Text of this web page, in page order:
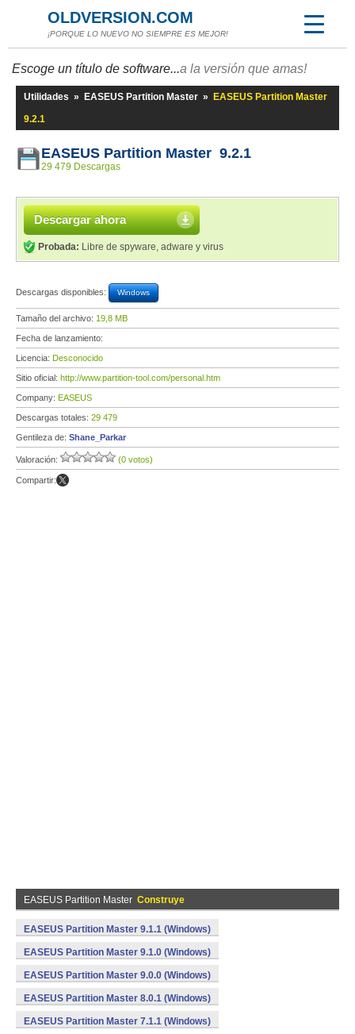
OLDVERSION.COM
¡PORQUE LO NUEVO NO SIEMPRE ES MEJOR!
Escoge un título de software...a la versión que amas!
Utilidades » EASEUS Partition Master »
EASEUS Partition Master
9.2.1
EASEUS Partition Master 9.2.1
29 479 Descargas
Descargar ahora
Probada: Libre de spyware, adware y virus
Descargas disponibles: Windows
Tamaño del archivo: 19,8 MB
Fecha de lanzamiento:
Licencia: Desconocido
Sitio oficial: http://www.partition-tool.com/personal.htm
Company: EASEUS
Descargas totales: 29 479
Gentileza de: Shane_Parkar
Valoración: (0 votos)
Compartir:
EASEUS Partition Master Construye
EASEUS Partition Master 9.1.1 (Windows)
EASEUS Partition Master 9.1.0 (Windows)
EASEUS Partition Master 9.0.0 (Windows)
EASEUS Partition Master 8.0.1 (Windows)
EASEUS Partition Master 7.1.1 (Windows)